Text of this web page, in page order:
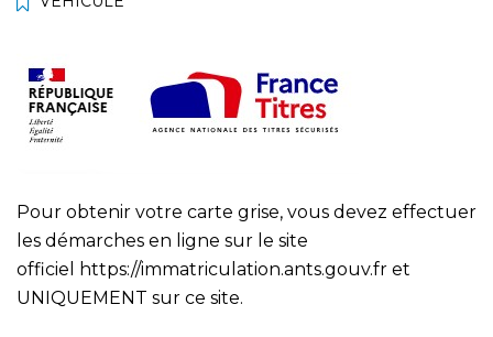
Pour obtenir votre carte grise, vous devez effectuer
les démarches en ligne sur le site
officiel
https://immatriculation.ants.gouv.fr et
UNIQUEMENT sur ce site.